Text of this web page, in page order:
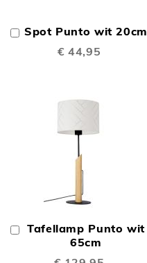
Spot Punto wit 20cm
€ 44,95
In
Tafellamp Punto wit
65cm
In
Winkelwagen